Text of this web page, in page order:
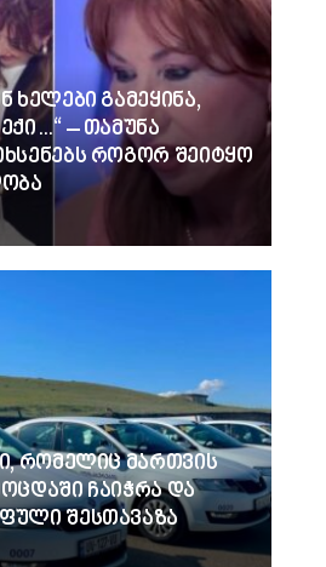
ხელები გამეყინა,
– თამუნა
როგორ შეიტყო
რომელიც მართვის
ჩაიჭრა და
შესთავაზა